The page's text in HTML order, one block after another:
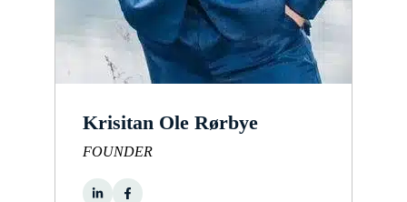
Krisitan Ole Rørbye
FOUNDER